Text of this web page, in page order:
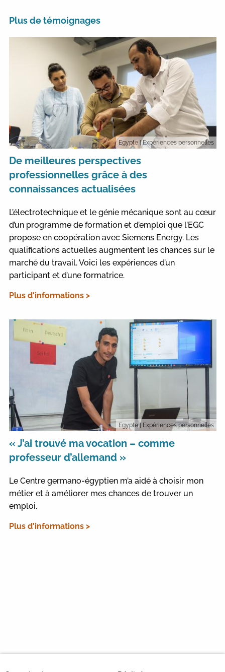
Plus de témoignages
Egypte | Expériences personnelles
De meilleures perspectives
professionnelles grâce à des
connaissances actualisées
L’électrotechnique et le génie mécanique sont au cœur
d’un programme de formation et d’emploi que l’EGC
propose en coopération avec Siemens Energy. Les
qualifications actuelles augmentent les chances sur le
marché du travail. Voici les expériences d’un
participant et d’une formatrice.
Plus d'informations >
Egypte| Expériences personnelles
« J’ai trouvé ma vocation – comme
professeur d’allemand »
Le Centre germano-égyptien m’a aidé à choisir mon
métier et à améliorer mes chances de trouver un
emploi.
Plus d'informations >